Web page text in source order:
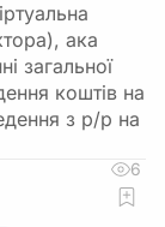
ака
загальної
коштів на
з р/р на
6